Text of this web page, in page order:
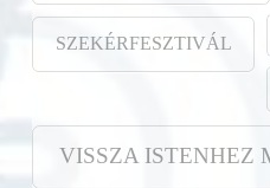
SZEKÉRFESZTIVÁL
VISSZA ISTENHEZ